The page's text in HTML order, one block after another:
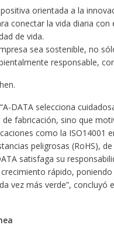
orientada a la
conectar la vida diaria
de vida.
sea sostenible, no
responsable,
DATA selecciona
de fabricación, sino que
como la ISO14001
peligrosas (RoHS),
satisfaga su
rápido,
vez más verde”, concluyó